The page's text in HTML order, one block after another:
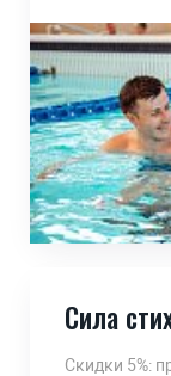
Сила
Скидки 5%: